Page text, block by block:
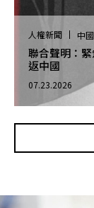
人權新聞 中國
聯合聲明：
返中國
07.23.2026